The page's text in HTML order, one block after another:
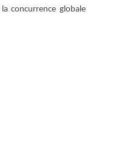
concurrence globale